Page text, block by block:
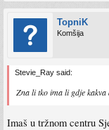
TopniK
Komšija
Stevie_Ray said:
Zna li tko ima li gdje
Imaš u tržnom centru